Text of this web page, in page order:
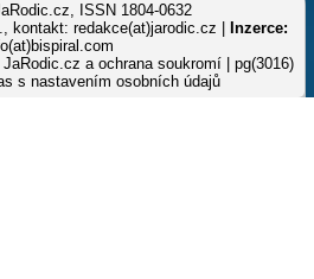
ISSN 1804-0632
kontakt: redakce(at)jarodic.cz |
Inzerce:
JaRodic.cz a ochrana soukromí | pg(3016)
s nastavením osobních údajů